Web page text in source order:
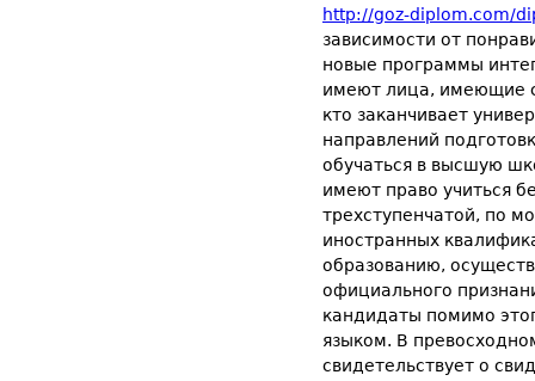
http://goz-diplom.com/